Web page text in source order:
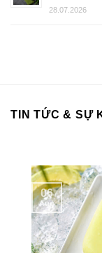
28.07.2026
TIN TỨC & SỰ
06
Aug